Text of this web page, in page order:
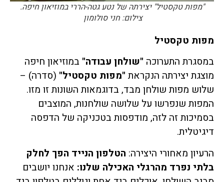
"מפות טקסטיל" יצירתה של נטע גטה-הררי במוזיאון חיפה.
צילום: חני סולומון
מפות טקסטיל
במסגרת התערוכה "שולחן עבודה" במוזיאון חיפה
מוצגת יצירתה הנקראת "מפות טקסטיל" (סדרה) –
שלוש מפות שולחן מבד, בדוגמאות השונות זו מזו.
המפות שנפרשו על שלושה שולחנות, המוצבים
בסמיכות זה לזה, מודפסות בטכניקה של הדפסה
דיגיטלית.
הרעיון מאחורי היצירה: הטלפון הנייד הפך לחלק
בלתי נפרד מהרגלי האכילה שלנו: אנחנו יושבים